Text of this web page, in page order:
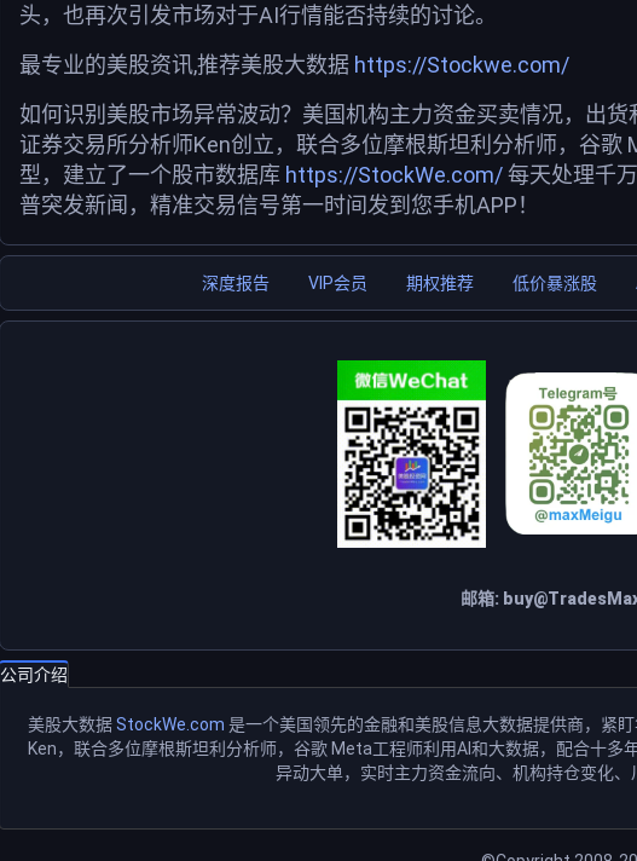
头，也再次引发市场对于AI行情能否持续的讨论。
最专业的美股资讯,推荐美股大数据 https://Stockwe.com/
如何识别美股市场异常波动？美国机构主力资金买卖情况，出
证券交易所分析师Ken创立，联合多位摩根斯坦利分析师，谷
型，建立了一个股市数据库 https://StockWe.com/每天处理千
普突发新闻，精准交易信号第一时间发到您手机APP！
深度报告 VIP会员 期权推荐 低价暴涨股
邮箱:
公司介绍
美股大数据StockWe.com 是一个美国领先的金融和美股信息大数据提供商，紧
Ken，联合多位摩根斯坦利分析师，谷歌 Meta工程师利用AI和大数据，配合十
异动大单，实时主力资金流向、机构持仓变化